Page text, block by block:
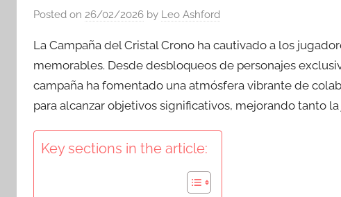
Posted on 26/02/2026 by Leo Ashford
La Campaña del Cristal Crono ha cautivado a los
memorables. Desde desbloqueos de personajes
campaña ha fomentado una atmósfera vibrante de
para alcanzar objetivos significativos, mejorando tanto
Key sections in the article: